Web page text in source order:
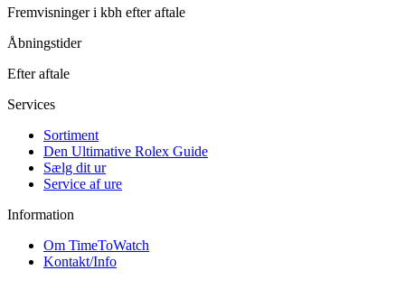
Fremvisninger i kbh efter aftale
Åbningstider
Efter aftale
Services
Sortiment
Den Ultimative Rolex Guide
Sælg dit ur
Service af ure
Information
Om TimeToWatch
Kontakt/Info